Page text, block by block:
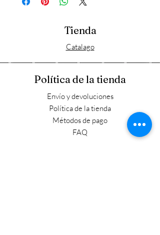
Tienda
Catalago
Política de la tienda
Envío y devoluciones
Política de la tienda
Métodos de pago
FAQ